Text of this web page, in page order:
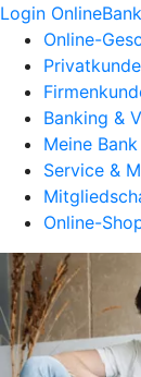
Login
Online-
Banking &
Meine Bank
Service &
Online-